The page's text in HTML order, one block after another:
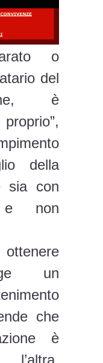
o
del
è
della
sia con
e non
un
che
è